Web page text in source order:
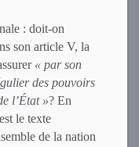
: doit-on
son article V, la
« par son
des pouvoirs
l’État »? En
le texte
de la nation